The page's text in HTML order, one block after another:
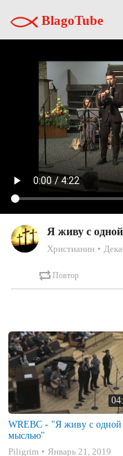
BlagoTube
Я живу с
Христианин
Повтор
WREBC - "Я живу с одной лишь
мыслью"
Piligrim
Январь 21, 2019